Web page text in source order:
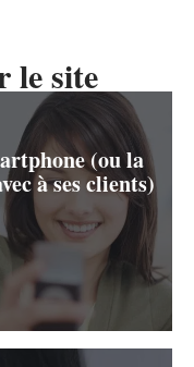
le site
(ou la
à ses clients)